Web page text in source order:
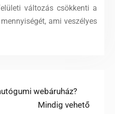
változás csökkenti a
ami veszélyes
webáruház?
Next
Mindig vehető